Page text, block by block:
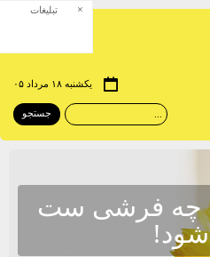
یکشنبه ۱۸ مرداد ۰۵
چه فرشی ست
تبلیغات